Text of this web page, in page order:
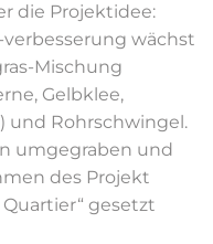
die Projektidee:
wächst
Mischung
Gelbklee,
und Rohrschwingel.
umgegraben und
des Projekt
gesetzt